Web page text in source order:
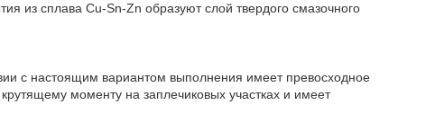
из сплава Cu-Sn-Zn образуют слой твердого смазочного
с настоящим вариантом выполнения имеет превосходное
моменту на заплечиковых участках и имеет